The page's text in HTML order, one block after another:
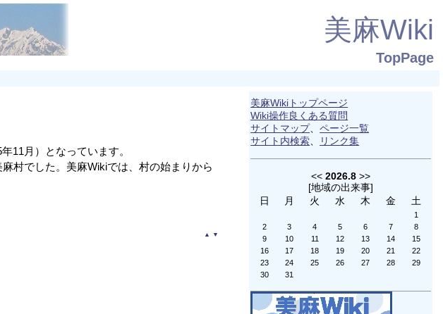
美麻Wiki
TopPage
11月）となっています。
村でした。美麻Wikiでは、村の始まりから
▲ ▼
美麻Wikiトップページ
Wiki操作良くある質問
サイトマップ、ページ一覧
サイト内検索、 リンク集
<< 2026.8 >>
[地域の出来事]
日
月 火 水 木 金 土
1
2
3 4 5 6 7
8
9
10 11 12 13 14
15
16
17 18 19 20 21
22
23
24 25 26 27 28
29
30
31